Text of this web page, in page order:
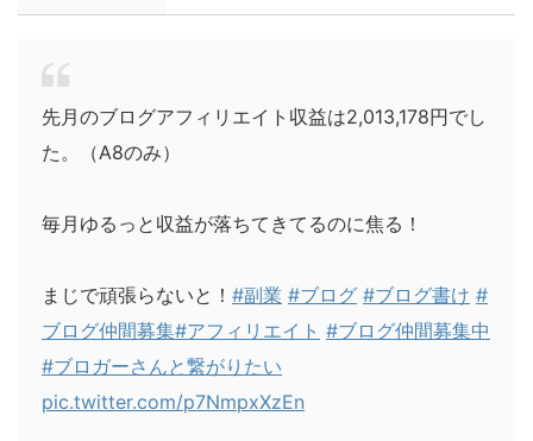
先月のブログアフィリエイト収益は2,013,178円でし
た。（A8のみ）
毎月ゆるっと収益が落ちてきてるのに焦る！
まじで頑張らないと！ #副業 #ブログ #ブログ書け #
ブログ仲間募集#アフィリエイト #ブログ仲間募集中
#ブロガーさんと繋がりたい
pic.twitter.com/p7NmpxXzEn